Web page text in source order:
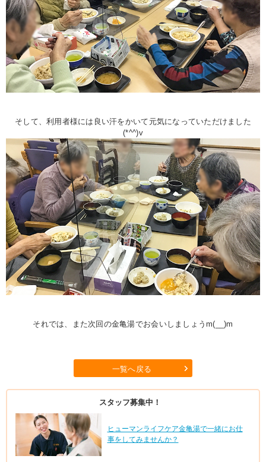
そして、利用者様には良い汗をかいて元気になっていただけました
(*^^)v
それでは、また次回の金亀湯でお会いしましょうm(__)m
一覧へ戻る
スタッフ募集中！
ヒューマンライフケア金亀湯で一緒にお仕
事をしてみませんか？